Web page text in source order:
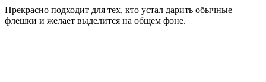
Прекрасно подходит для тех, кто устал дарить обычные
флешки и желает выделится на общем фоне.